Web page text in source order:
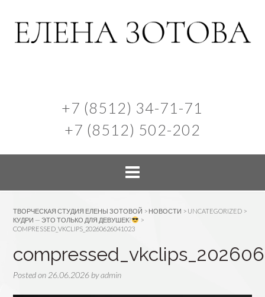
+7 (8512) 34-71-71
+7 (8512) 502-202
ТВОРЧЕСКАЯ СТУДИЯ ЕЛЕНЫ ЗОТОВОЙ > НОВОСТИ > UNCATEGORIZED >
КУДРИ — ЭТО ТОЛЬКО ДЛЯ ДЕВУШЕК?
>
COMPRESSED_VKCLIPS_20260626041023
Posted on 26.06.2026 byadmin